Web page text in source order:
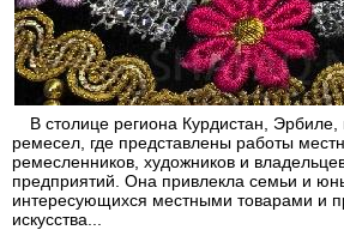
В столице региона Курдистан,
ремесел, где представлены работы
ремесленников, художников и
предприятий. Она привлекла семьи и
интересующихся местными товарами и
искусства...